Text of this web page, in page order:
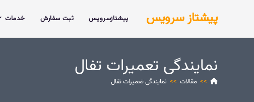
پیشتاز سرویس پیشتازسرویس ثبت سفارش خدمات
نمایندگی تعمیرات تفال
>> مقالات >> نمایندگی تعمیرات تفال